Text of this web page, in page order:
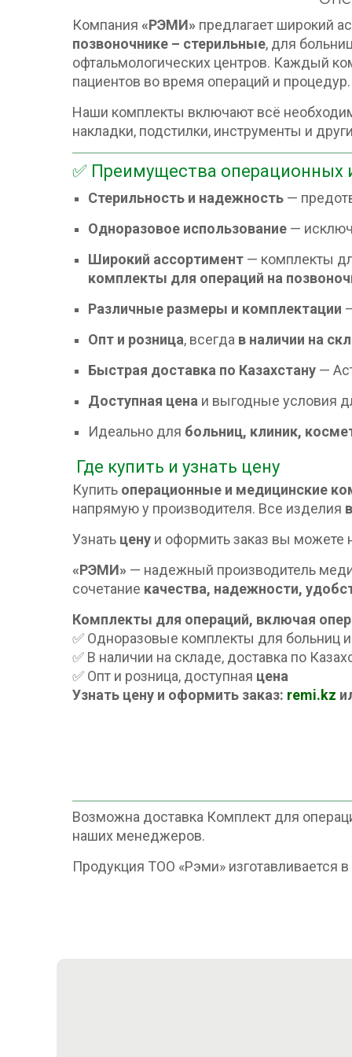
Компания «РЭМИ» предлагает широкий
позвоночнике – стерильные, для
офтальмологических центров. Каждый
пациентов во время операций и процедур.
Наши комплекты включают всё
накладки, подстилки, инструменты и
✅ Преимущества
Стерильность и надежность —
Одноразовое использование —
Широкий ассортимент — комплекты
комплекты для операций на
Различные размеры и комплектации
Опт и розница, всегда в наличии на
Быстрая доставка по Казахстану —
Доступная цена и выгодные условия
Идеально для больниц, клиник,
Где купить и узнать цену
Купить операционные и медицинские
напрямую у производителя. Все изделия
Узнать цену и оформить заказ вы можете
«РЭМИ» — надежный производитель
сочетание качества, надежности,
Комплекты для операций, включая
✅ Одноразовые комплекты для больниц
✅ В наличии на складе, доставка по
✅ Опт и розница, доступная цена
Узнать цену и оформить заказ: remi.kz
Возможна доставка Комплект для
наших менеджеров.
Продукция ТОО «Рэми»